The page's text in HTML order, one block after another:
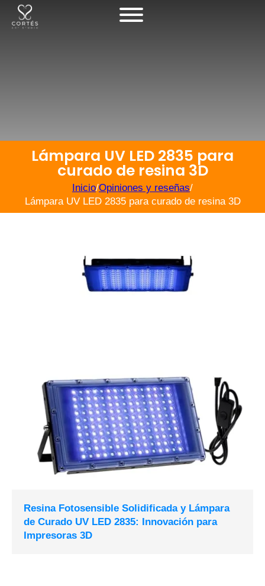
Lámpara UV LED 2835 para
curado de resina 3D
Inicio/Opiniones y reseñas/
Lámpara UV LED 2835 para curado de resina 3D
Resina Fotosensible Solidificada y Lámpara
de Curado UV LED 2835: Innovación para
Impresoras 3D